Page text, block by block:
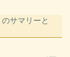
サマリーと